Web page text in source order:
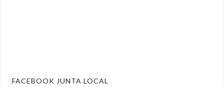
FACEBOOK JUNTA LOCAL